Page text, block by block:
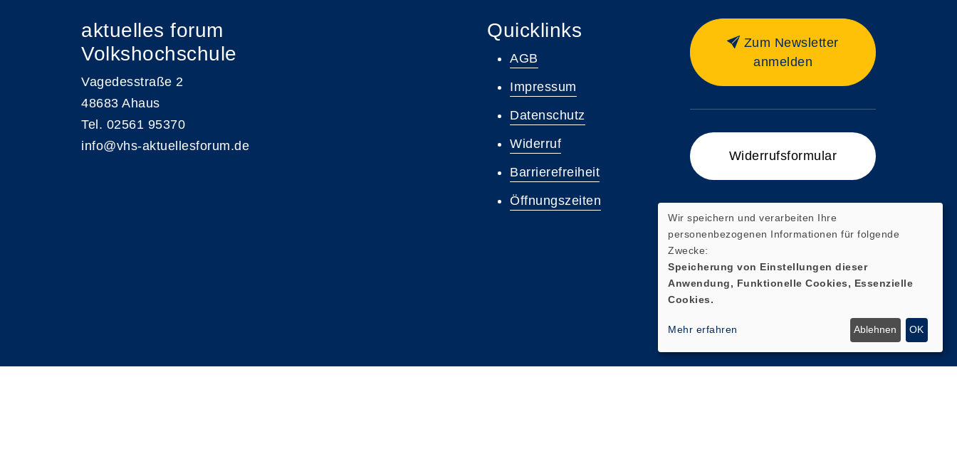
aktuelles forum
Volkshochschule
Vagedesstraße 2
48683 Ahaus
Tel. 02561 95370
info@vhs-aktuellesforum.de
Quicklinks
AGB
Impressum
Datenschutz
Widerruf
Barrierefreiheit
Öffnungszeiten
Zum Newsletter
anmelden
Widerrufsformular
Zum Ticketshop
Facebook Instagram
Wir speichern und verarbeiten Ihre
personenbezogenen Informationen für folgende
Zwecke:
Speicherung von Einstellungen dieser
Anwendung, Funktionelle Cookies, Essenzielle
Cookies.
Mehr erfahren Ablehnen OK